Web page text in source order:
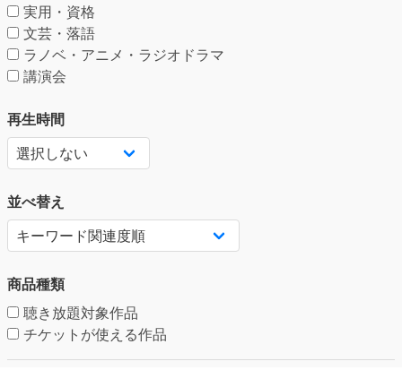
実用・資格
文芸・落語
ラノベ・アニメ・ラジオドラマ
講演会
再生時間
並べ替え
商品種類
聴き放題対象作品
チケットが使える作品